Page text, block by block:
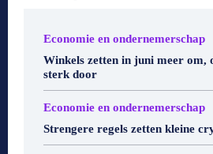
Economie en ondernemerschap
Winkels zetten in juni meer om,
sterk door
Economie en ondernemerschap
Strengere regels zetten kleine